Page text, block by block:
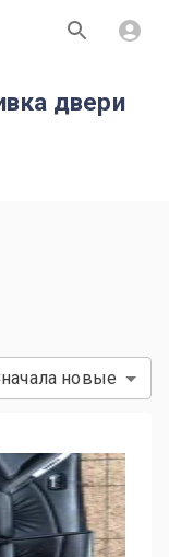
двери
новые